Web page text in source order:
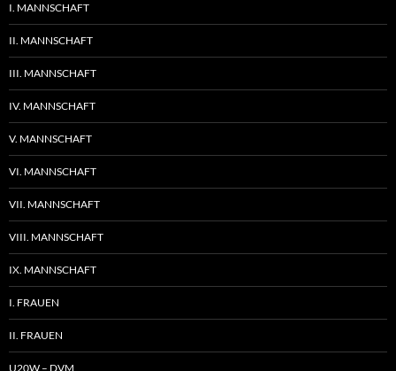
I. MANNSCHAFT
II. MANNSCHAFT
III. MANNSCHAFT
IV. MANNSCHAFT
V. MANNSCHAFT
VI. MANNSCHAFT
VII. MANNSCHAFT
VIII. MANNSCHAFT
IX. MANNSCHAFT
I. FRAUEN
II. FRAUEN
U20W – DVM